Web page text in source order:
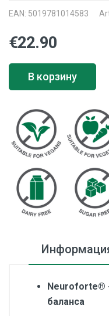
EAN: 5019781014583
€22.90
В корзину
Neuroforte®
баланса